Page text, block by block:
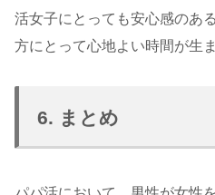
活女子にとっても安心感のあ
方にとって心地よい時間が生
6. まとめ